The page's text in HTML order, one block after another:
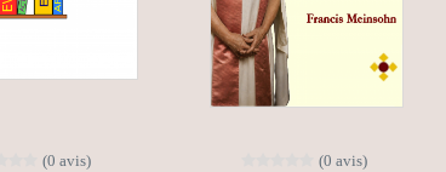
(0 avis) (0 avis)